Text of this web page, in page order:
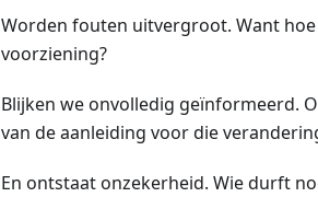
Worden fouten uitvergroot. Want
voorziening?
Blijken we onvolledig geïnformeerd.
van de aanleiding voor die
En ontstaat onzekerheid. Wie durft